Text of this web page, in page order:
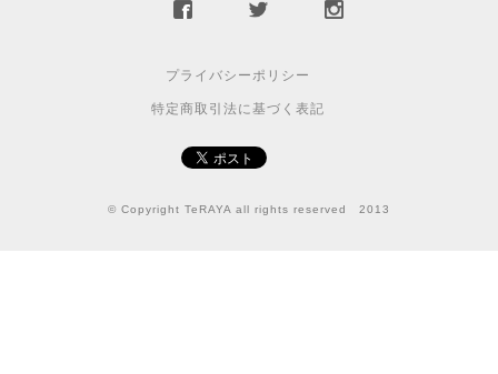
プライバシーポリシー
特定商取引法に基づく表記
© Copyright TeRAYA all rights reserved 2013